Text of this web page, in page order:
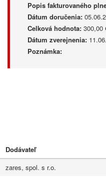
Popis fakturovaného
Dátum doručenia:
Celková hodnota:300,00
Dátum zverejnenia:
Poznámka:
Dodávateľ
zares, spol. s r.o.